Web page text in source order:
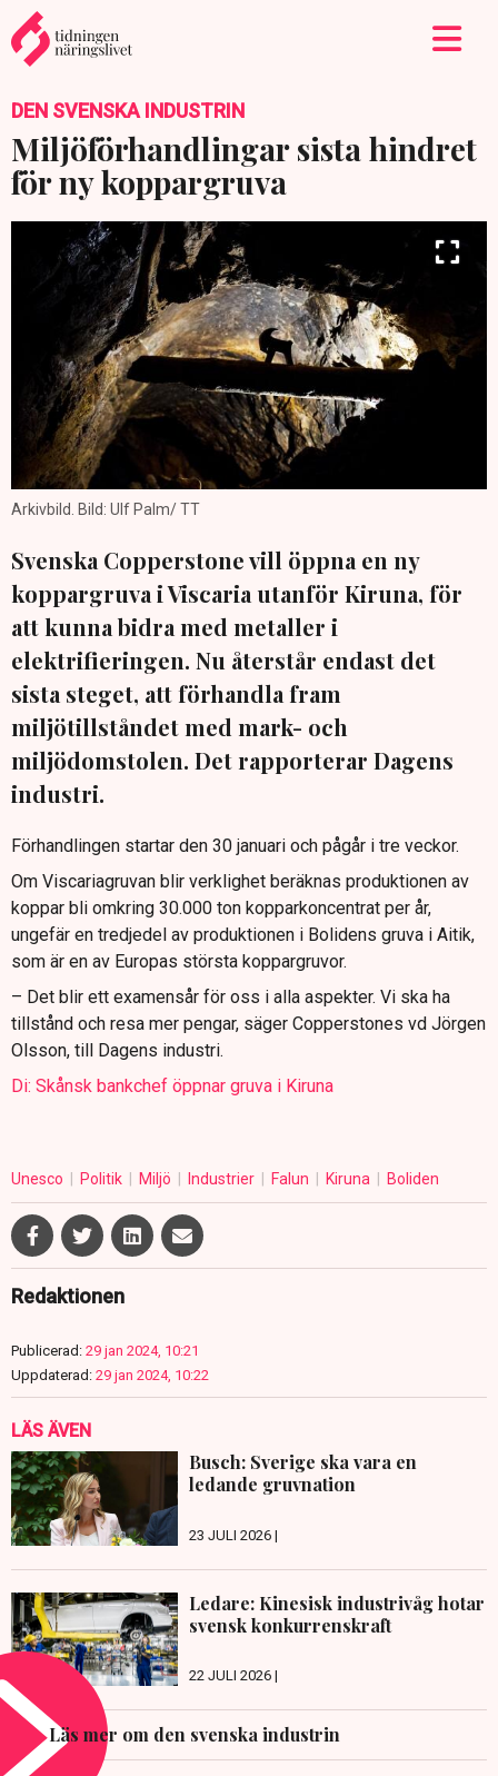
DEN SVENSKA INDUSTRIN
Miljöförhandlingar sista hindret
för ny koppargruva
Arkivbild. Bild: Ulf Palm/ TT
Svenska Copperstone vill öppna en ny
koppargruva i Viscaria utanför Kiruna, för
att kunna bidra med metaller i
elektrifieringen. Nu återstår endast det
sista steget, att förhandla fram
miljötillståndet med mark- och
miljödomstolen. Det rapporterar Dagens
industri.
Förhandlingen startar den 30 januari och pågår i tre veckor.
Om Viscariagruvan blir verklighet beräknas produktionen av
koppar bli omkring 30.000 ton kopparkoncentrat per år,
ungefär en tredjedel av produktionen i Bolidens gruva i Aitik,
som är en av Europas största koppargruvor.
– Det blir ett examensår för oss i alla aspekter. Vi ska ha
tillstånd och resa mer pengar, säger Copperstones vd Jörgen
Olsson, till Dagens industri.
Di: Skånsk bankchef öppnar gruva i Kiruna
Unesco Politik Miljö Industrier Falun Kiruna Boliden
Redaktionen
Publicerad: 29 jan 2024, 10:21
Uppdaterad: 29 jan 2024, 10:22
LÄS ÄVEN
Busch: Sverige ska vara en
ledande gruvnation
23 JULI 2026 |
Ledare: Kinesisk industrivåg hotar
svensk konkurrenskraft
22 JULI 2026 |
Läs mer om den svenska industrin